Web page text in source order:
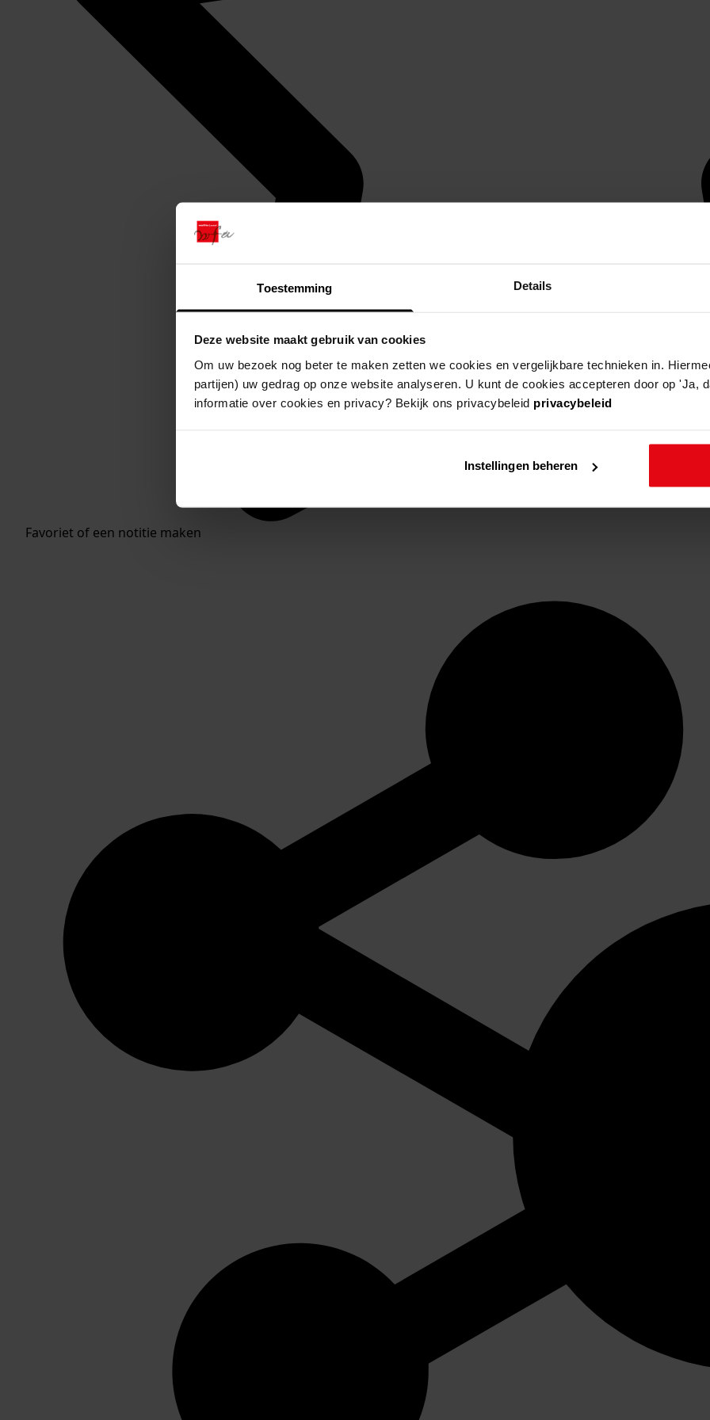
Toestemming Details
Deze website maakt gebruik van cookies
Om uw bezoek nog beter te maken zetten we cookies en vergelijkbare technieken in.
partijen) uw gedrag op onze website analyseren. U kunt de cookies accepteren door op 'Ja,
informatie over cookies en privacy? Bekijk ons privacybeleid privacybeleid
Instellingen beheren
Favoriet of een notitie maken